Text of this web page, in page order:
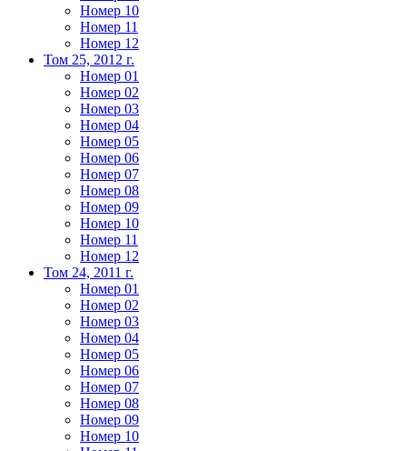
Номер 10
Номер 11
Номер 12
Том 25, 2012 г.
Номер 01
Номер 02
Номер 03
Номер 04
Номер 05
Номер 06
Номер 07
Номер 08
Номер 09
Номер 10
Номер 11
Номер 12
Том 24, 2011 г.
Номер 01
Номер 02
Номер 03
Номер 04
Номер 05
Номер 06
Номер 07
Номер 08
Номер 09
Номер 10